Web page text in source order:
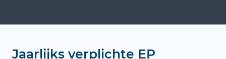
Jaarlijks verplichte EP